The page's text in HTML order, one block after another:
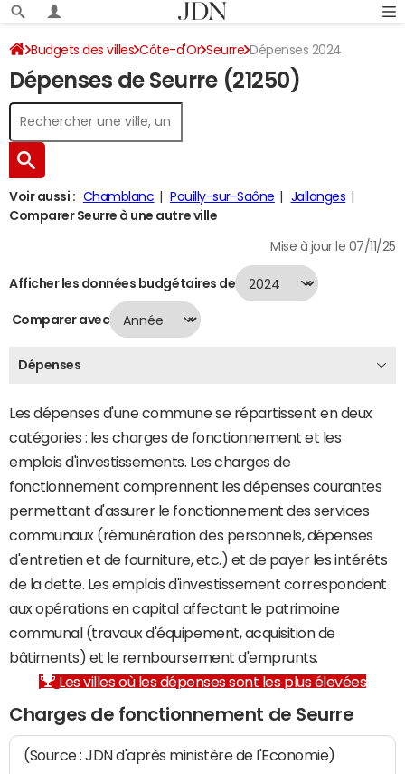
Budgets des villes Côte-d'Or Seurre Dépenses 2024
Dépenses de Seurre (21250)
Voir aussi : Chamblanc Pouilly-sur-Saône
Jallanges
Comparer Seurre à une autre ville
Mise à jour le 07/11/25
Afficher les données budgétaires de
Comparer avec
Dépenses
Les dépenses d'une commune se répartissent en deux
catégories : les charges de fonctionnement et les
emplois d'investissements. Les charges de
fonctionnement comprennent les dépenses courantes
permettant d'assurer le fonctionnement des services
communaux (rémunération des personnels, dépenses
d'entretien et de fourniture, etc.) et de payer les intérêts
de la dette. Les emplois d'investissement correspondent
aux opérations en capital affectant le patrimoine
communal (travaux d'équipement, acquisition de
bâtiments) et le remboursement d'emprunts.
Les villes où les dépenses sont les plus élevées
Charges de fonctionnement de Seurre
(Source : JDN d'après ministère de l'Economie)